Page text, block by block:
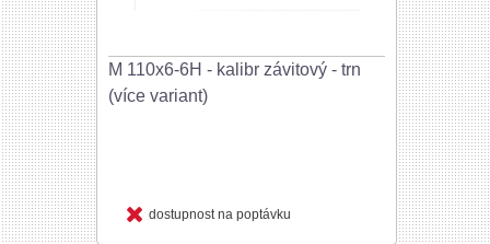
M 110x6-6H - kalibr závitový - trn
(více variant)
dostupnost na poptávku